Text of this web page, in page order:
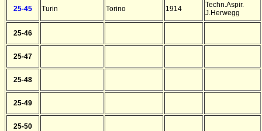
25-45 Turin Torino 1914
Techn.Aspir.
J.Herwegg
25-46
25-47
25-48
25-49
25-50